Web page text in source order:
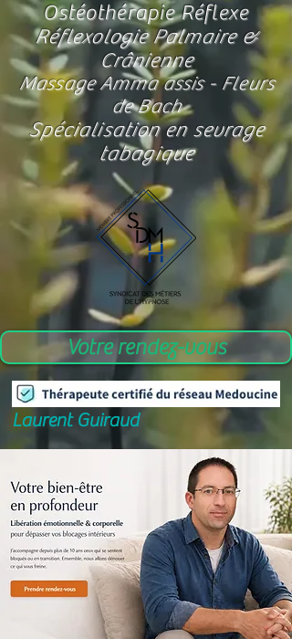
Ostéothérapie Réflexe
Réflexologie Palmaire &
Crânienne
Massage Amma assis - Fleurs
de Bach
Spécialisation en sevrage
tabagique
Votre rendez-vous
Laurent Guiraud